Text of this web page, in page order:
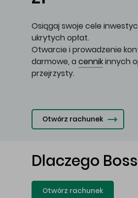
Osiągaj swoje cele
ukrytych opłat.
Otwarcie i prowadzenie
darmowe, a cennikinnych
przejrzysty.
Otwórz rachunek
Dlaczego
Otwórz rachunek